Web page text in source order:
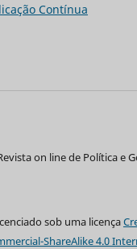
Contínua
on line de Política e
sob uma licença
ShareAlike 4.0